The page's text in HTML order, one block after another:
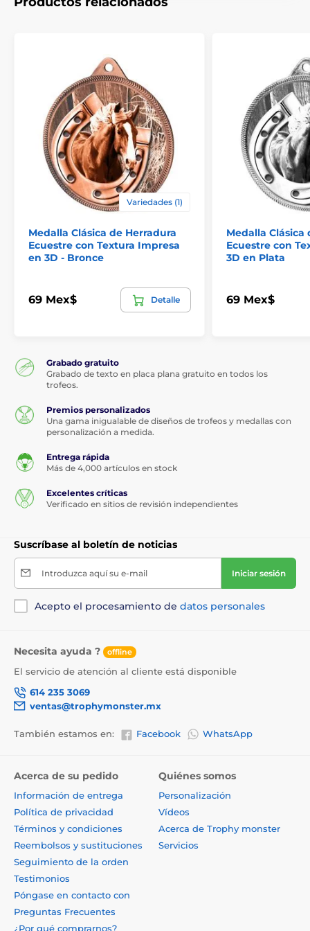
Variedades (1)
Medalla Clásica de Herradura
Ecuestre con Textura Impresa
en 3D - Bronce
69 Mex$ Detalle
Medalla Clásica
Ecuestre con
3D en Plata
69 Mex$
Grabado gratuito
Grabado de texto en placa plana gratuito en todos los
trofeos.
Premios personalizados
Una gama inigualable de diseños de trofeos y medallas con
personalización a medida.
Entrega rápida
Más de 4,000 artículos en stock
Excelentes críticas
Verificado en sitios de revisión independientes
Suscríbase al boletín de noticias
Introduzca aquí su e-mail Iniciar sesión
Acepto el procesamiento de datos personales
Necesita ayuda ? offline
El servicio de atención al cliente está disponible
614 235 3069
ventas@trophymonster.mx
También estamos en: Facebook WhatsApp
Acerca de su pedido
Información de entrega
Política de privacidad
Términos y condiciones
Reembolsos y sustituciones
Seguimiento de la orden
Testimonios
Póngase en contacto con
Preguntas Frecuentes
¿Por qué comprarnos?
Quiénes somos
Personalización
Vídeos
Acerca de Trophy monster
Servicios